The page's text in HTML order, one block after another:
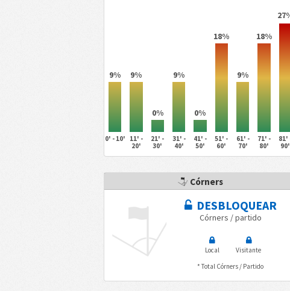
9% 9%
0%
9%
0%
18%
9%
18%
0' - 10'
11' -
20'
21' -
30'
31' -
40'
41' -
50'
51' -
60'
61' -
70'
71' -
80'
81'
90'
Córners
DESBLOQUEAR
Córners / partido
Local
Visitante
* Total Córners / Partido